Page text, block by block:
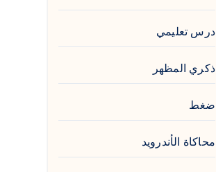
درس تعليمي
ذكري المظهر
ضغط
محاكاة الأندرويد